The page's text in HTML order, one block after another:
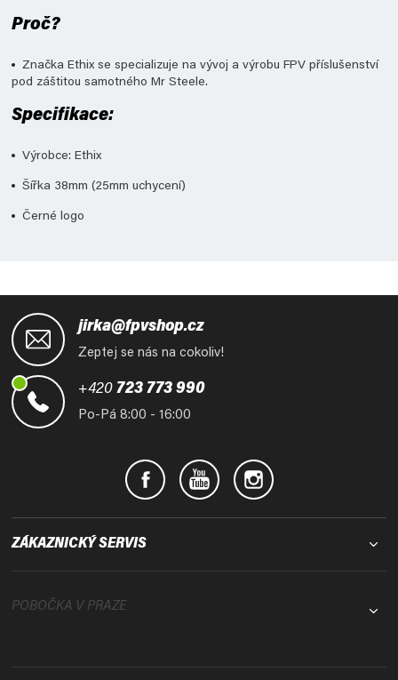
Proč?
Značka Ethix se specializuje na vývoj a výrobu FPV příslušenství
pod záštitou samotného Mr Steele.
Specifikace:
Výrobce: Ethix
Šířka 38mm (25mm uchycení)
Černé logo
jirka@fpvshop.cz
Zeptej se nás na cokoliv!
+420 723 773 990
Po-Pá 8:00 - 16:00
ZÁKAZNICKÝ SERVIS
POBOČKA V PRAZE